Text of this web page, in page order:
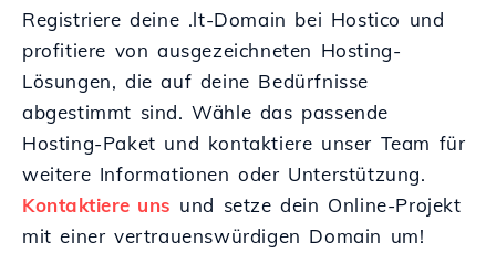
Registriere deine .lt-Domain bei Hostico und
profitiere von ausgezeichneten Hosting-
Lösungen, die auf deine Bedürfnisse
abgestimmt sind. Wähle das passende
Hosting-Paket und kontaktiere unser Team für
weitere Informationen oder Unterstützung.
Kontaktiere uns und setze dein Online-Projekt
mit einer vertrauenswürdigen Domain um!